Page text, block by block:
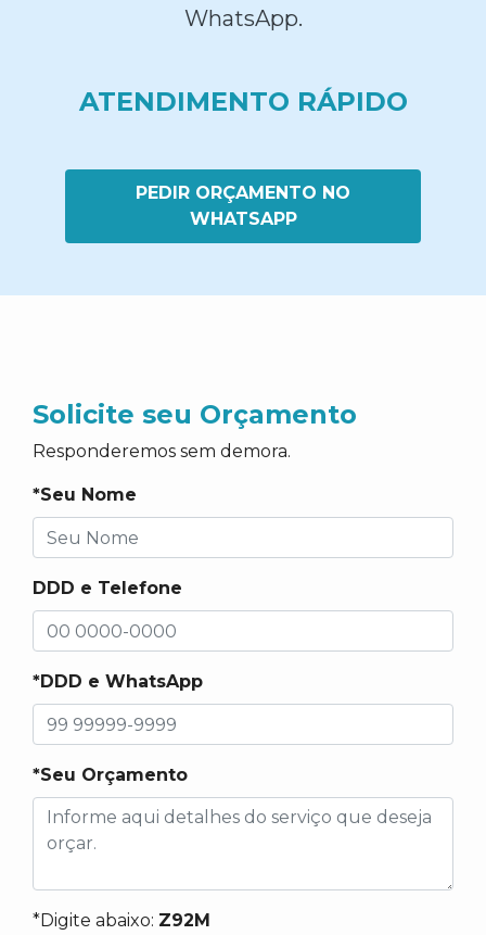
WhatsApp.
ATENDIMENTO RÁPIDO
PEDIR ORÇAMENTO NO
WHATSAPP
Solicite seu Orçamento
Responderemos sem demora.
*Seu Nome
DDD e Telefone
*DDD e WhatsApp
*Seu Orçamento
*Digite abaixo: Z92M